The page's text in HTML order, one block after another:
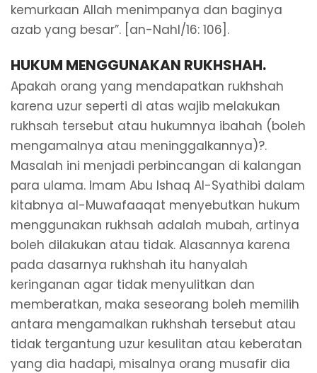
kemurkaan Allah menimpanya dan baginya
azab yang besar”. [an-Nahl/16: 106].
HUKUM MENGGUNAKAN RUKHSHAH.
Apakah orang yang mendapatkan rukhshah
karena uzur seperti di atas wajib melakukan
rukhsah tersebut atau hukumnya ibahah (boleh
mengamalnya atau meninggalkannya)?.
Masalah ini menjadi perbincangan di kalangan
para ulama. Imam Abu Ishaq Al-Syathibi dalam
kitabnya al-Muwafaaqat menyebutkan hukum
menggunakan rukhsah adalah mubah, artinya
boleh dilakukan atau tidak. Alasannya karena
pada dasarnya rukhshah itu hanyalah
keringanan agar tidak menyulitkan dan
memberatkan, maka seseorang boleh memilih
antara mengamalkan rukhshah tersebut atau
tidak tergantung uzur kesulitan atau keberatan
yang dia hadapi, misalnya orang musafir dia